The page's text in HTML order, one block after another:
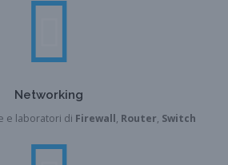
Networking
e laboratori di Firewall, Router, Switch